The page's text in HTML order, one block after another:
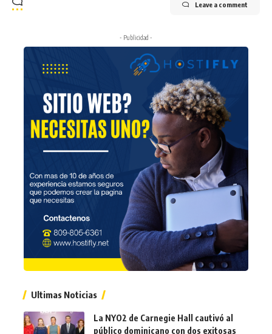
Leave a comment
- Publicidad -
Ultimas Noticias
La NYO2 de Carnegie Hall cautivó al
público dominicano con dos exitosas